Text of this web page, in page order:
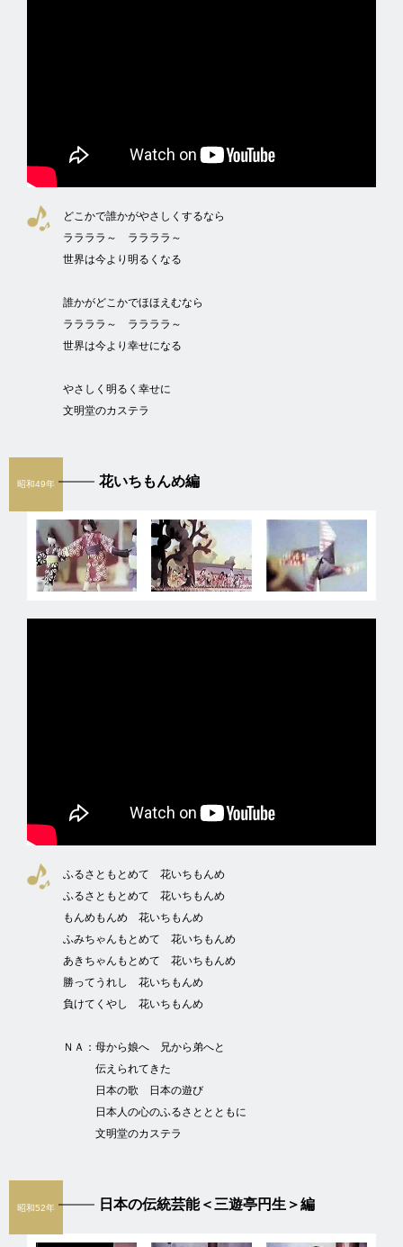
どこかで誰かがやさしくするなら
ララララ～ ララララ～
世界は今より明るくなる
誰かがどこかでほほえむなら
ララララ～ ララララ～
世界は今より幸せになる
やさしく明るく幸せに
文明堂のカステラ
昭和49年 花いちもんめ編
ふるさともとめて 花いちもんめ
ふるさともとめて 花いちもんめ
もんめもんめ 花いちもんめ
ふみちゃんもとめて 花いちもんめ
あきちゃんもとめて 花いちもんめ
勝ってうれし 花いちもんめ
負けてくやし 花いちもんめ
ＮＡ： 母から娘へ 兄から弟へと
伝えられてきた
日本の歌 日本の遊び
日本人の心のふるさととともに
文明堂のカステラ
昭和52年 日本の伝統芸能＜三遊亭円生＞編